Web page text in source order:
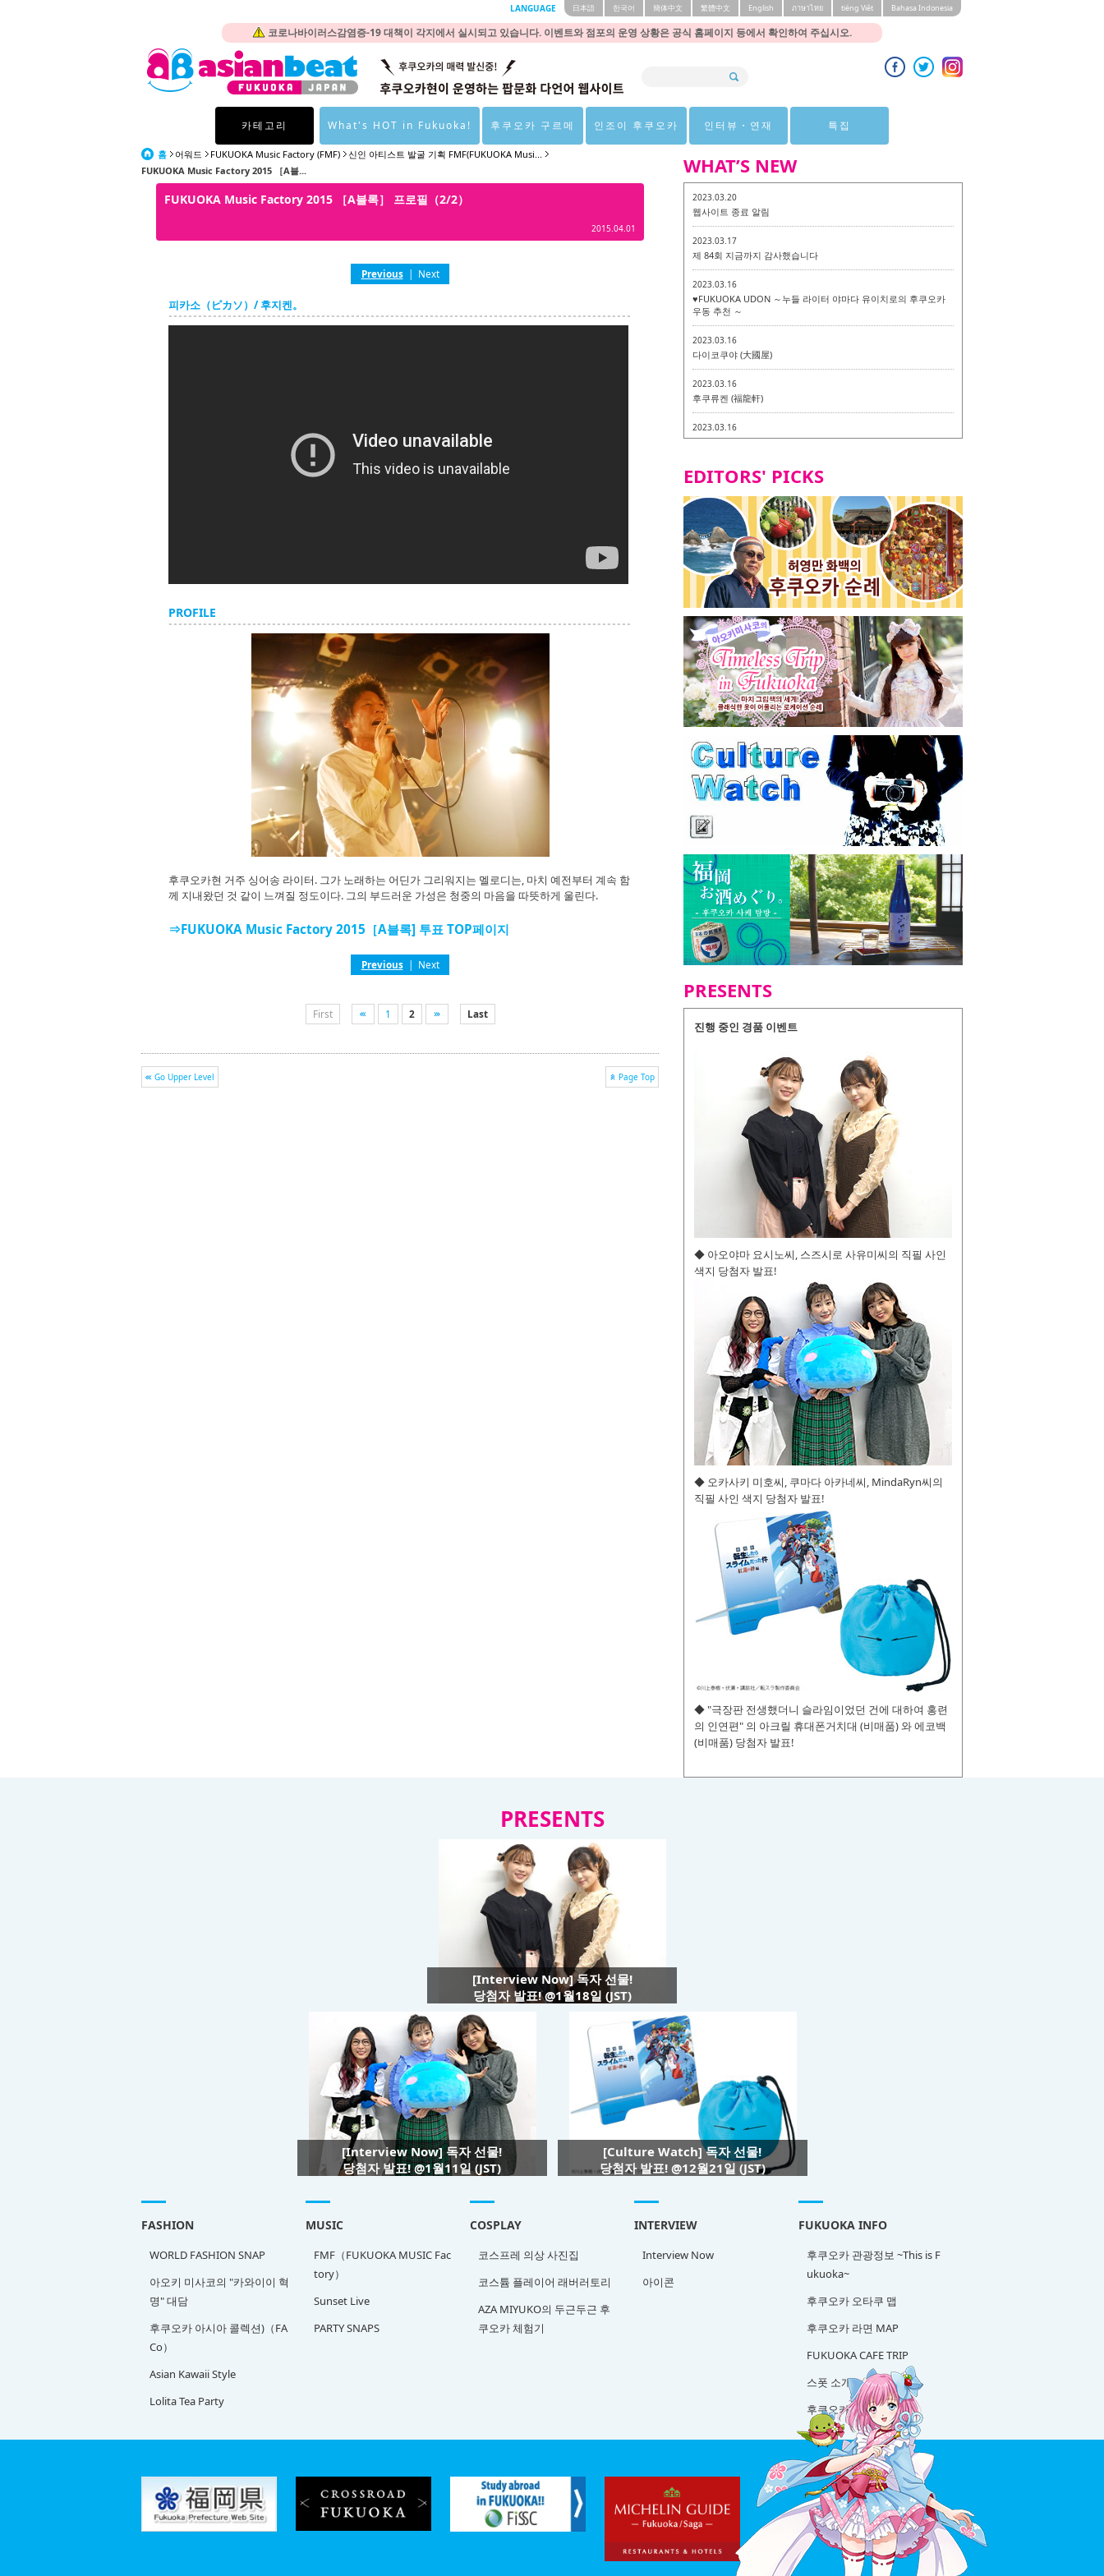
코로나바이러스감염증-19 대책이 각지에서 실시되고 있습니다. 이벤트와 점포의 운영 상황은 공식 홈페이지 등에서 확인하여 주십시오.
LANGUAGE 日本語 한국어 簡体中文 繁體中文 English ภาษาไทย tiéng Viêt Bahasa Indonesia
카테고리 What's HOT in Fukuoka! 후쿠오카 구르메 인조이 후쿠오카 인터뷰・연재 특집
홈 어워드 FUKUOKA Music Factory (FMF)
신인 아티스트 발굴 기획 FMF(FUKUOKA Musi...
FUKUOKA Music Factory 2015 ［A블...
FUKUOKA Music Factory 2015 ［A블록］ 프로필（2/2）
2015.04.01
Previous| Next
피카소（ピカソ）/ 후지켄。
PROFILE
후쿠오카현 거주 싱어송 라이터. 그가 노래하는 어딘가 그리워지는 멜로디는, 마치 예전부터 계속 함
께 지내왔던 것 같이 느껴질 정도이다. 그의 부드러운 가성은 청중의 마음을 따뜻하게 울린다.
⇒FUKUOKA Music Factory 2015［A블록] 투표 TOP페이지
Previous| Next
First 1 2 Last
Go Upper Level Page Top
WHAT’S NEW
2023.03.20
웹사이트 종료 알림
2023.03.17
제 84회 지금까지 감사했습니다
2023.03.16
♥FUKUOKA UDON ～누들 라이터 야마다 유이치로의 후쿠오카
우동 추천 ～
2023.03.16
다이코쿠야 (大國屋)
2023.03.16
후쿠류켄 (福龍軒)
2023.03.16
후쿠오카 라멘 월드 - Presented by 누들 라이터 야마다 유이치로
2023.03.07
비건・베지테리언 메뉴 시식 투어 in 후쿠오카시
2023.03.07
이소기요카라즈 하카타 본점 / 磯ぎよからず 博多本店 - 비건・베
지테리언 메뉴 시식투어 in 후쿠오카시 -
2023.03.02
little stand 다이묘점 -비건・베지테리언 메뉴 시식투어 in 후쿠오
카시
2023.02.28
토치쿠켄 오리오본사 우동점 / 東筑軒 折尾本社うどん店
EDITORS' PICKS
PRESENTS
진행 중인 경품 이벤트
◆ 아오야마 요시노씨, 스즈시로 사유미씨의 직필 사인
색지 당첨자 발표!
◆ 오카사키 미호씨, 쿠마다 아카네씨, MindaRyn씨의
직필 사인 색지 당첨자 발표!
◆ "극장판 전생했더니 슬라임이었던 건에 대하여 홍련
의 인연편" 의 아크릴 휴대폰거치대 (비매품) 와 에코백
(비매품) 당첨자 발표!
PRESENTS
[Interview Now] 독자 선물!
당첨자 발표! @1월18일 (JST)
[Interview Now] 독자 선물!
당첨자 발표! @1월11일 (JST)
[Culture Watch] 독자 선물!
당첨자 발표! @12월21일 (JST)
FASHION
WORLD FASHION SNAP
아오키 미사코의 "카와이이 혁
명" 대담
후쿠오카 아시아 콜렉션)（FA
Co）
Asian Kawaii Style
Lolita Tea Party
MUSIC
FMF（FUKUOKA MUSIC Fac
tory）
Sunset Live
PARTY SNAPS
COSPLAY
코스프레 의상 사진집
코스튬 플레이어 래버러토리
AZA MIYUKO의 두근두근 후
쿠오카 체험기
INTERVIEW
Interview Now
아이콘
FUKUOKA INFO
후쿠오카 관광정보 ~This is F
ukuoka~
후쿠오카 오타쿠 맵
후쿠오카 라면 MAP
FUKUOKA CAFE TRIP
스폿 소개
후쿠오카 사케 탐방